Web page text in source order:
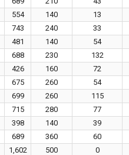
554 140 13
743 240 33
481 140 54
688 230 132
426 160 72
675 260 54
699 260 115
715 280 77
398 140 39
689 360 60
1,602 500 0